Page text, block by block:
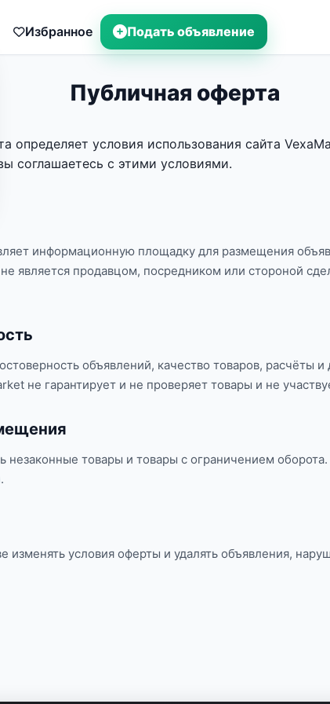
Избранное Подать объявление
Публичная оферта
определяет условия использования сайта
соглашаетесь с этими условиями.
информационную площадку для размещения
не является продавцом, посредником или стороной
объявлений, качество товаров, расчёты и
не гарантирует и не проверяет товары и не
незаконные товары и товары с ограничением
.
изменять условия оферты и удалять объявления,